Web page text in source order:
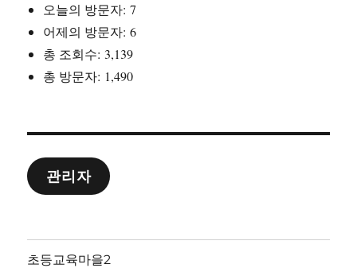
오늘의 방문자:7
어제의 방문자:6
총 조회수: 3,139
총 방문자: 1,490
관리자
초등교육마을2